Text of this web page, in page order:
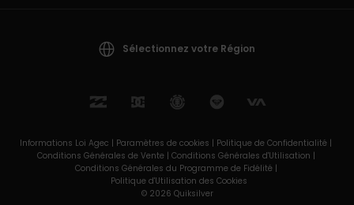
Sélectionnez votre Région
Informations Loi Agec | Paramètres de cookies | Politique de Confidentialité |
Conditions Générales de Vente | Conditions Générales d'Utilisation |
Conditions Générales du Programme de Fidélité |
Politique d'Utilisation des Cookies
© 2026 Quiksilver